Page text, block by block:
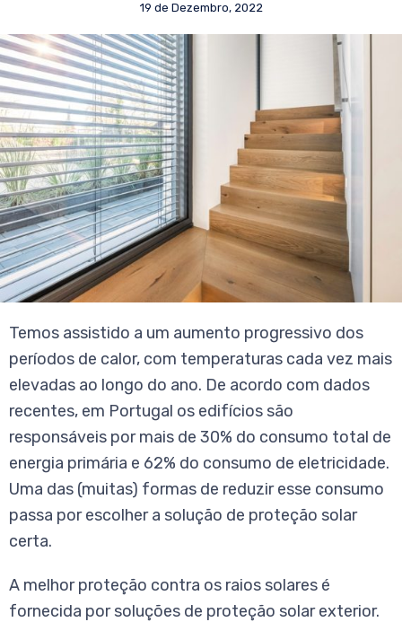
19 de Dezembro, 2022
Temos assistido a um aumento progressivo dos
períodos de calor, com temperaturas cada vez mais
elevadas ao longo do ano. De acordo com dados
recentes, em Portugal os edifícios são
responsáveis por mais de 30% do consumo total de
energia primária e 62% do consumo de eletricidade.
Uma das (muitas) formas de reduzir esse consumo
passa por escolher a solução de proteção solar
certa.
A melhor proteção contra os raios solares é
fornecida por soluções de proteção solar exterior.